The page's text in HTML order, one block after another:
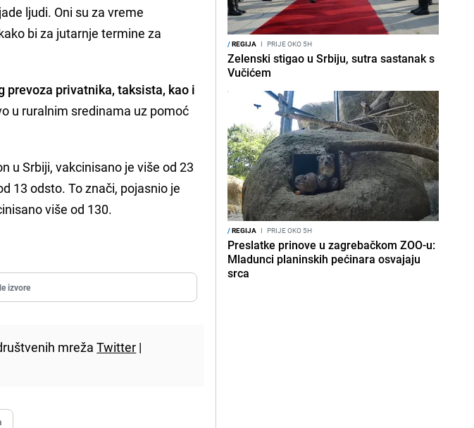
ljudi. Oni su za vreme
bi za jutarnje termine za
prevoza privatnika, taksista, kao i
u ruralnim sredinama uz pomoć
u Srbiji, vakcinisano je više od 23
13 odsto. To znači, pojasnio je
više od 130.
izvore
mrežaTwitter |
/REGIJA I PRIJE OKO 5H
Zelenski stigao u Srbiju, sutra sastanak s
Vučićem
/REGIJA I PRIJE OKO 5H
Preslatke prinove u zagrebačkom ZOO-u:
Mladunci planinskih pećinara osvajaju
srca